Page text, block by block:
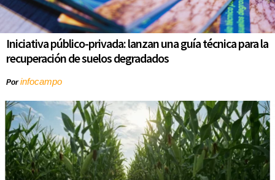
Iniciativa público-privada: lanzan una guía técnica para la
recuperación de suelos degradados
Porinfocampo